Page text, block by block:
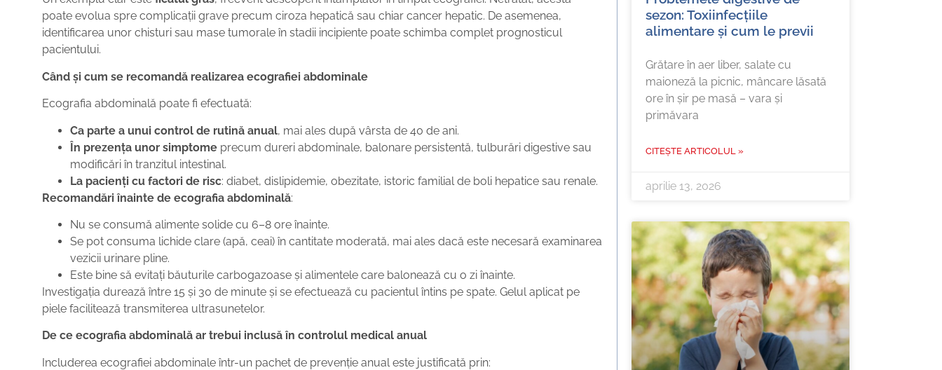
poate evolua spre complicații grave precum ciroza hepatică sau chiar cancer hepatic. De asemenea,
identificarea unor chisturi sau mase tumorale în stadii incipiente poate schimba complet prognosticul
pacientului.
Când și cum se recomandă realizarea ecografiei abdominale
Ecografia abdominală poate fi efectuată:
Ca parte a unui control de rutină anual, mai ales după vârsta de 40 de ani.
În prezența unor simptome precum dureri abdominale, balonare persistentă, tulburări digestive sau
modificări în tranzitul intestinal.
La pacienți cu factori de risc: diabet, dislipidemie, obezitate, istoric familial de boli hepatice sau renale.
Recomandări înainte de ecografia abdominală:
Nu se consumă alimente solide cu 6–8 ore înainte.
Se pot consuma lichide clare (apă, ceai) în cantitate moderată, mai ales dacă este necesară examinarea
vezicii urinare pline.
Este bine să evitați băuturile carbogazoase și alimentele care balonează cu o zi înainte.
Investigația durează între 15 și 30 de minute și se efectuează cu pacientul întins pe spate. Gelul aplicat pe
piele facilitează transmiterea ultrasunetelor.
De ce ecografia abdominală ar trebui inclusă în controlul medical anual
Includerea ecografiei abdominale într-un pachet de prevenție anual este justificată prin:
sezon: Toxiinfecțiile
alimentare și cum le previi
Grătare în aer liber, salate cu
maioneză la picnic, mâncare lăsată
ore în șir pe masă – vara și
primăvara
CITEȘTE ARTICOLUL »
aprilie 13, 2026